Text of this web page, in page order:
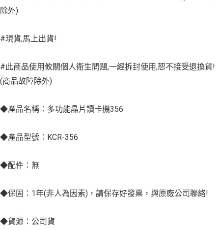
除外)
#現貨,馬上出貨!
#此商品使用攸關個人衛生問題,一經拆封使用,恕不接受退換貨!
(商品故障除外)
◆產品名稱：多功能晶片讀卡機356
◆產品型號：KCR-356
◆配件：無
◆保固：1年(非人為因素)，請保存好發票，與原廠公司聯絡!
◆貨源：公司貨